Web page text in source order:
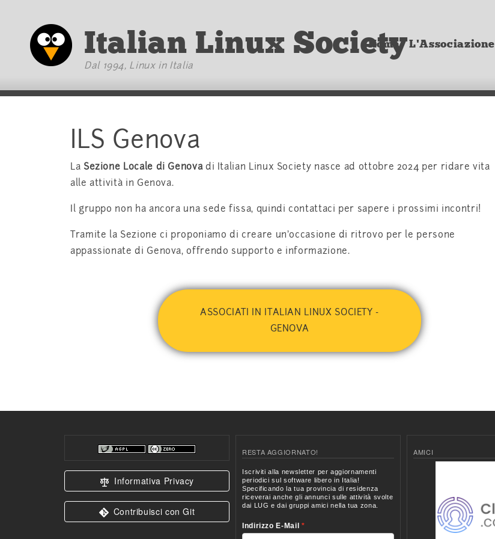
Italian Linux Society
Dal 1994, Linux in Italia
Home L'Associazione
ILS Genova
La Sezione Locale di Genovadi Italian Linux Society nasce ad ottobre 2024 per ridare vita
alle attività in Genova.
Il gruppo non ha ancora una sede fissa, quindi contattaci per sapere i prossimi incontri!
Tramite la Sezione ci proponiamo di creare un'occasione di ritrovo per le persone
appassionate di Genova, offrendo supporto e informazione.
ASSOCIATI IN ITALIAN LINUX SOCIETY -
GENOVA
Informativa Privacy
Contribuisci con Git
RESTA AGGIORNATO! AMICI